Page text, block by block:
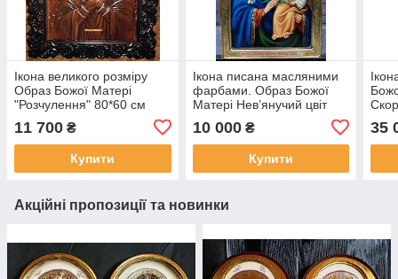
Ікона великого розміру
Образ Божої Матері
"Розчулення" 80*60 см
11 700 ₴
Купити
Ікона писана масляними
фарбами. Образ Божої
Матері Нев’янучий цвіт
10 000₴
Купити
35
Акційні пропозиції та новинки